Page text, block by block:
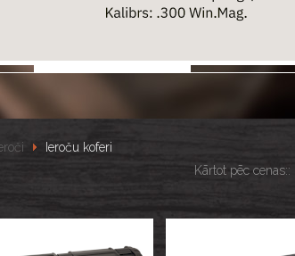
Ieroču koferi
Kārtot pēc cenas::